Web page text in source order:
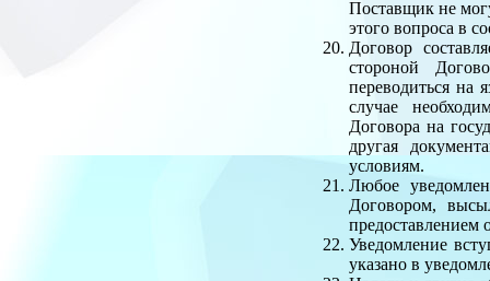
Поставщик не
этого вопроса в
Договор
стороной
переводиться на
случае
Договора на
другая
условиям.
Любое
Договором,
предоставлением
Уведомление
указано в